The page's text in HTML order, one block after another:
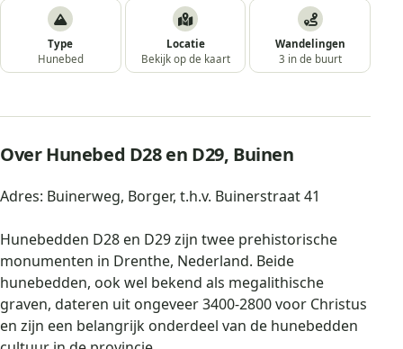
Type
Hunebed
Locatie
Bekijk op de kaart
Wandelingen
3 in de buurt
Over Hunebed D28 en D29, Buinen
Adres: Buinerweg, Borger, t.h.v. Buinerstraat 41
Hunebedden D28 en D29 zijn twee prehistorische
monumenten in Drenthe, Nederland. Beide
hunebedden, ook wel bekend als megalithische
graven, dateren uit ongeveer 3400-2800 voor Christus
en zijn een belangrijk onderdeel van de hunebedden